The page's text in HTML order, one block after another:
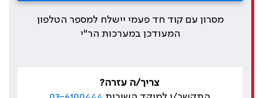
מסרון עם קוד חד פעמי יישלח למספר הטלפון
המעודכן במערכות הר"י
צריך/ה עזרה?